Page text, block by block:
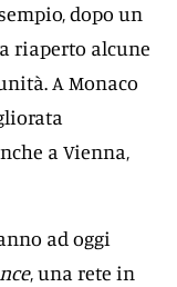
dopo un
riaperto alcune
A Monaco
a Vienna,
ad oggi
, una rete in